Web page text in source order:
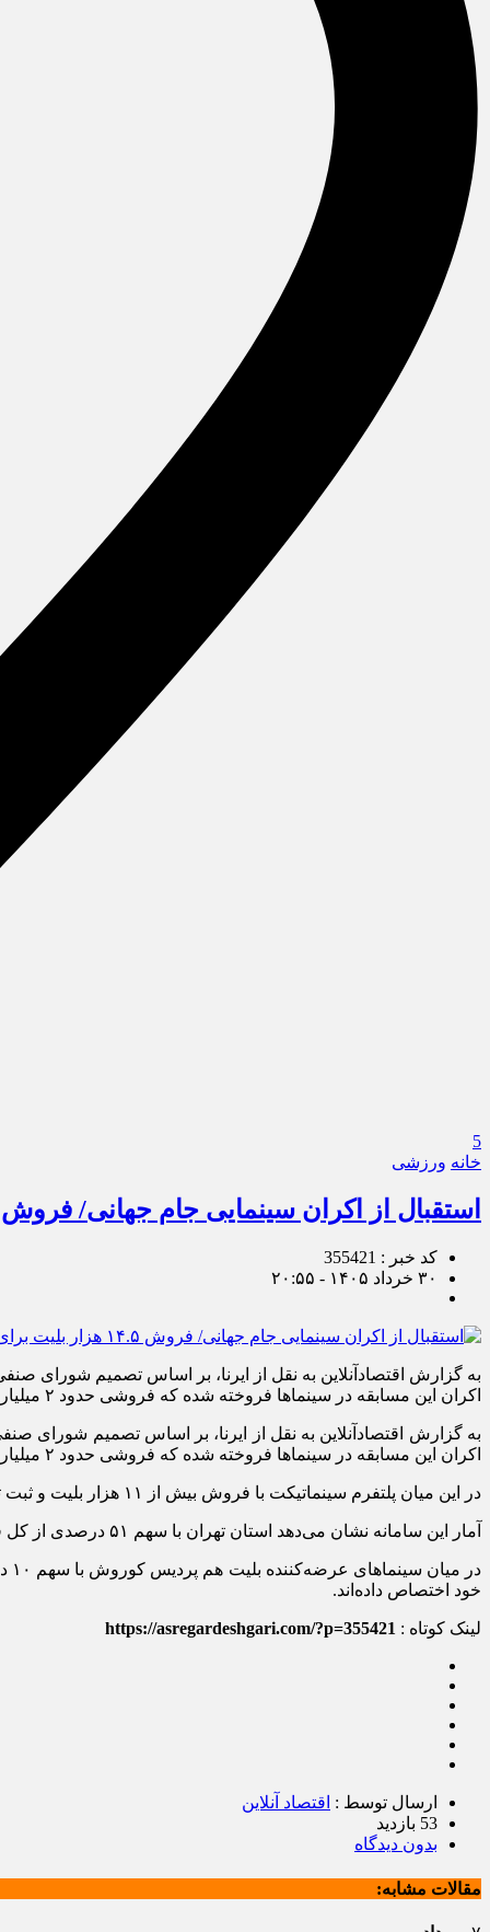
5
خانه ورزشی
استقبال از اکران سینمایی جام جهانی/ فروش ۱۴.۵ هزار بلیت برای دیدار ایران و
کد خبر : 355421
۳۰ خرداد ۱۴۰۵ - ۲۰:۵۵
اکران این مسابقه در سینما‌ها فروخته شده که فروشی حدود ۲ میلیارد و ۷۰۰ میلیون تومان رسیده است. […]
اکران این مسابقه در سینما‌ها فروخته شده که فروشی حدود ۲ میلیارد و ۷۰۰ میلیون تومان رسیده است.
در این میان پلتفرم سینماتیکت با فروش بیش از ۱۱ هزار بلیت و ثبت تراکنش نزدیک به ۲ میلیارد و ۱۰۰ میلیون تومان، بیش از ۸۱ درصد از بازار فروش آنلاین بلیت این رویداد را به خود اختصاص داده است.
آمار این سامانه نشان می‌دهد استان تهران با سهم ۵۱ درصدی از کل فروش، بیشترین میزان خرید بلیت را داشته است. خراسان رضوی با ۲۴ درصد و اصفهان با ۶ درصد در رتبه‌های بعدی قرار دارند.
خود اختصاص داده‌اند.
لینک کوتاه : https://asregardeshgari.com/?p=355421
ارسال توسط : اقتصاد آنلاین
53 بازدید
بدون دیدگاه
مقالات مشابه: